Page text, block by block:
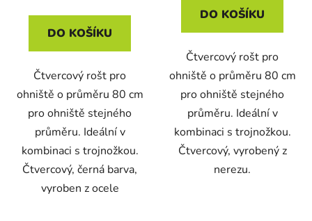
DO KOŠÍKU
Čtvercový rošt pro
ohniště o průměru 80 cm
pro ohniště stejného
průměru. Ideální v
kombinaci s trojnožkou.
Čtvercový, černá barva,
vyroben z ocele
DO KOŠÍKU
Čtvercový rošt pro
ohniště o průměru 80 cm
pro ohniště stejného
průměru. Ideální v
kombinaci s trojnožkou.
Čtvercový, vyrobený z
nerezu.